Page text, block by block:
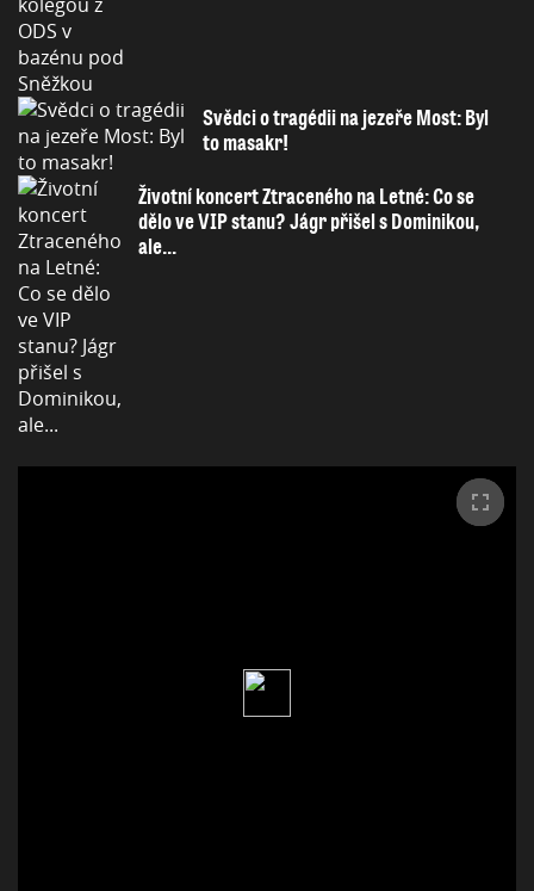
Svědci o tragédii na jezeře Most: Byl
to masakr!
Životní koncert Ztraceného na Letné: Co se
dělo ve VIP stanu? Jágr přišel s Dominikou,
ale...